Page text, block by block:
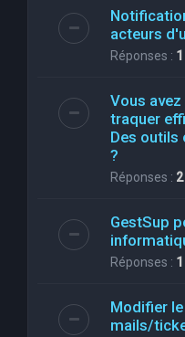
acteurs
Réponses : 1
Vous
traquer
Des outils
?
Réponses : 2
GestSup
Réponses : 1
Modifier
mails/